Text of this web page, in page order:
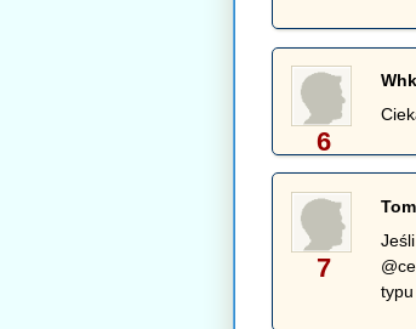
6
7
typu